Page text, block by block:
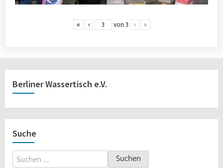
« ‹ von 3 › »
Berliner Wassertisch e.V.
Suche
Suchen